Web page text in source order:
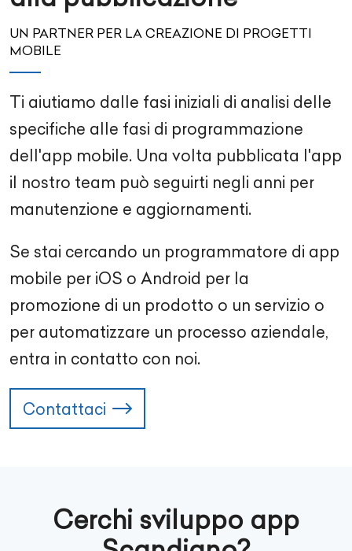
UN PARTNER PER LA CREAZIONE DI PROGETTI
MOBILE
Ti aiutiamo dalle fasi iniziali di analisi delle
specifiche alle fasi di programmazione
dell'app mobile. Una volta pubblicata l'app
il nostro team può seguirti negli anni per
manutenzione e aggiornamenti.
Se stai cercando un programmatore di app
mobile per iOS o Android per la
promozione di un prodotto o un servizio o
per automatizzare un processo aziendale,
entra in contatto con noi.
Contattaci
Cerchi sviluppo app